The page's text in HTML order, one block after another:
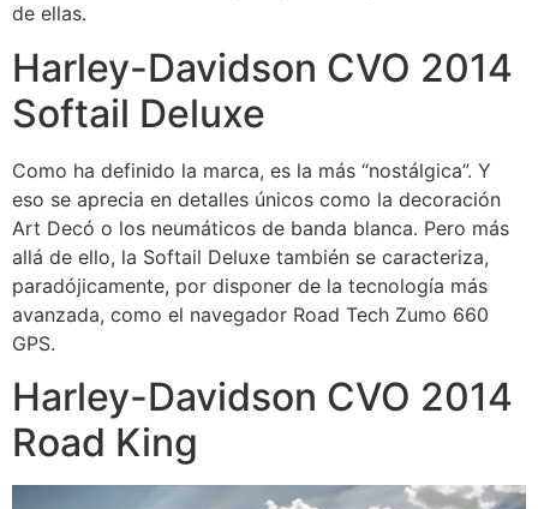
de ellas.
Harley-Davidson CVO 2014
Softail Deluxe
Como ha definido la marca, es la más “nostálgica”. Y
eso se aprecia en detalles únicos como la decoración
Art Decó o los neumáticos de banda blanca. Pero más
allá de ello, la Softail Deluxe también se caracteriza,
paradójicamente, por disponer de la tecnología más
avanzada, como el navegador Road Tech Zumo 660
GPS.
Harley-Davidson CVO 2014
Road King